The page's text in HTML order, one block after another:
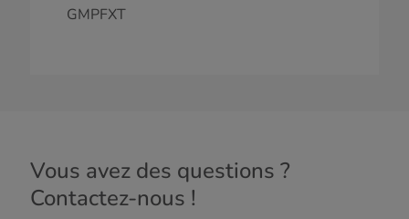
GMPFXT
Vous avez des questions ?
Contactez-nous !